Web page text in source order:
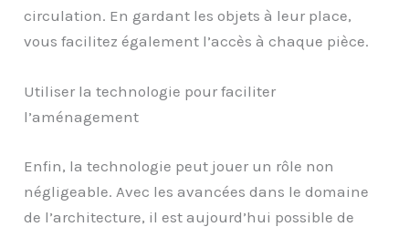
circulation. En gardant les objets à leur place,
vous facilitez également l’accès à chaque pièce.
Utiliser la technologie pour faciliter
l’aménagement
Enfin, la technologie peut jouer un rôle non
négligeable. Avec les avancées dans le domaine
de l’architecture, il est aujourd’hui possible de